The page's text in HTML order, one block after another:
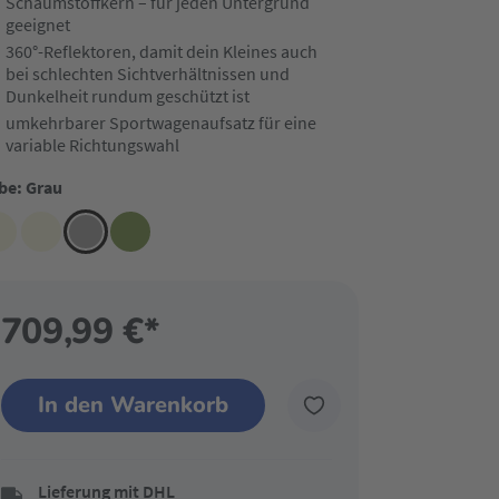
geeignet
360°-Reflektoren, damit dein Kleines auch
bei schlechten Sichtverhältnissen und
Dunkelheit rundum geschützt ist
umkehrbarer Sportwagenaufsatz für eine
variable Richtungswahl
Grau
709,99 €*
In den Warenkorb
Lieferung mit DHL